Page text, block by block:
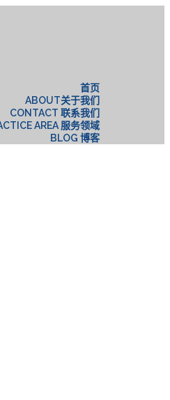
首页
ABOUT关于我们
CONTACT 联系我们
AREA 服务领域
BLOG 博客